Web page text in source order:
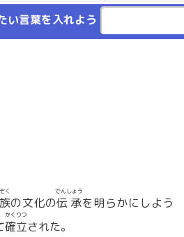
い言葉を入れよう
く
の文化の伝承
でんしょう
を明らかにしよう
確立
かくりつ
された。